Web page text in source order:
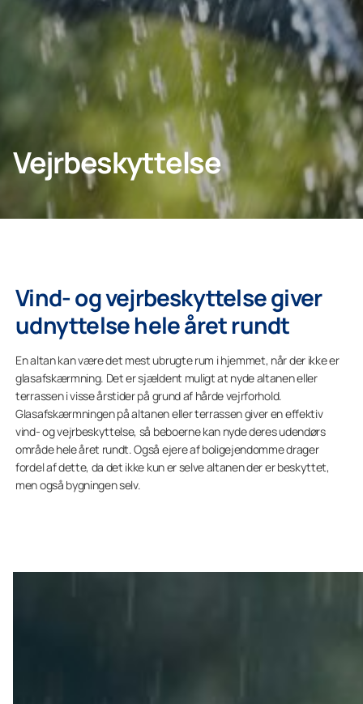
Privat
Lumon
KONTAKT OS
Vejrbeskyttelse
Vind- og vejrbeskyttelse giver
udnyttelse hele året rundt
En altan kan være det mest ubrugte rum i hjemmet, når der ikke er
glasafskærmning. Det er sjældent muligt at nyde altanen eller
terrassen i visse årstider på grund af hårde vejrforhold.
Glasafskærmningen på altanen eller terrassen giver en effektiv
vind- og vejrbeskyttelse, så beboerne kan nyde deres udendørs
område hele året rundt. Også ejere af boligejendomme drager
fordel af dette, da det ikke kun er selve altanen der er beskyttet,
men også bygningen selv.